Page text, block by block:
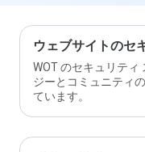
ウェブサイトのセ
WOT のセキュリティ
ジーとコミュニティ
ています。
に評
価し
ます
か？